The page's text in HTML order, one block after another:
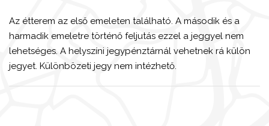
Az étterem az első emeleten található. A második és a
harmadik emeletre történő feljutás ezzel a jeggyel nem
lehetséges. A helyszíni jegypénztárnál vehetnek rá külön
jegyet. Különbözeti jegy nem intézhető.